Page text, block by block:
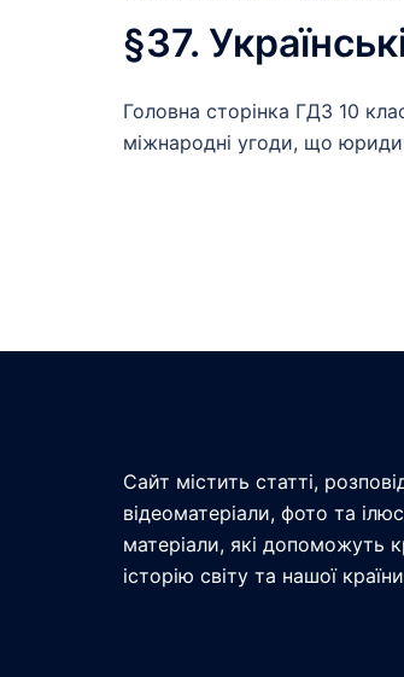
§37.
Головна сторінка ГДЗ 10
міжнародні угоди, що
Сайт містить статті,
відеоматеріали, фото та
матеріали, які допоможуть
історію світу та нашої